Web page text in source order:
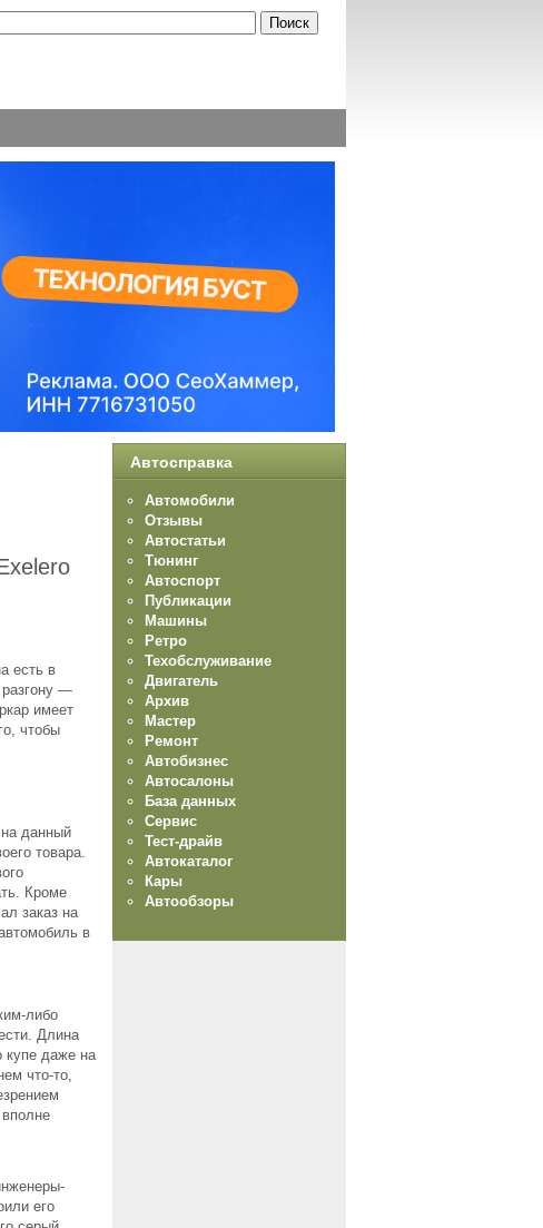
есть в
—
имеет
чтобы
данный
товара.
Кроме
заказ на
в
либо
Длина
купе даже на
что-то,
его
Автосправка
Автомобили
Отзывы
Автостатьи
Тюнинг
Автоспорт
Публикации
Машины
Ретро
Техобслуживание
Двигатель
Архив
Мастер
Ремонт
Автобизнес
Автосалоны
База данных
Сервис
Тест-драйв
Автокаталог
Кары
Автообзоры